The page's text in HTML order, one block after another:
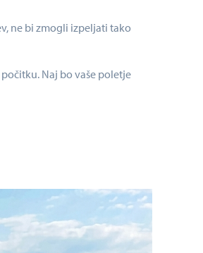
ne bi zmogli izpeljati tako
Naj bo vaše poletje